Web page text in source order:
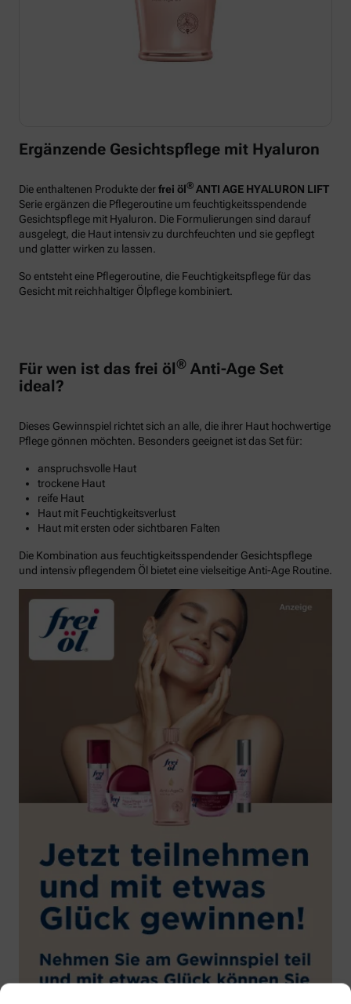
Ergänzende Gesichtspflege mit Hyaluron
Die enthaltenen Produkte derfrei öl® ANTI AGE HYALURON LIFT
Serie ergänzen die Pflegeroutine um feuchtigkeitsspendende
Gesichtspflege mit Hyaluron. Die Formulierungen sind darauf
ausgelegt, die Haut intensiv zu durchfeuchten und sie gepflegt
und glatter wirken zu lassen.
So entsteht eine Pflegeroutine, die Feuchtigkeitspflege für das
Gesicht mit reichhaltiger Ölpflege kombiniert.
Für wen ist das frei öl® Anti-Age Set
ideal?
Dieses Gewinnspiel richtet sich an alle, die ihrer Haut hochwertige
Pflege gönnen möchten. Besonders geeignet ist das Set für:
anspruchsvolle Haut
trockene Haut
reife Haut
Haut mit Feuchtigkeitsverlust
Haut mit ersten oder sichtbaren Falten
Die Kombination aus feuchtigkeitsspendender Gesichtspflege
und intensiv pflegendem Öl bietet eine vielseitige Anti-Age Routine.